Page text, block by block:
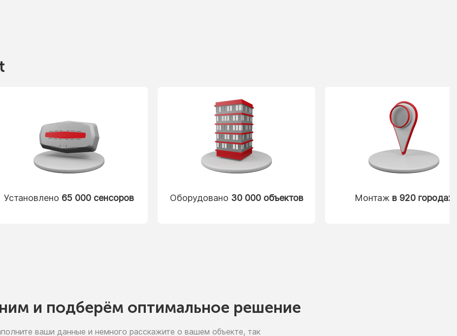
Установлено 65 000 сенсоров Оборудовано 30 000 объектов Монтаж в 920 городах
и подберём оптимальное решение
ваши данные и немного расскажите о вашем объекте, так